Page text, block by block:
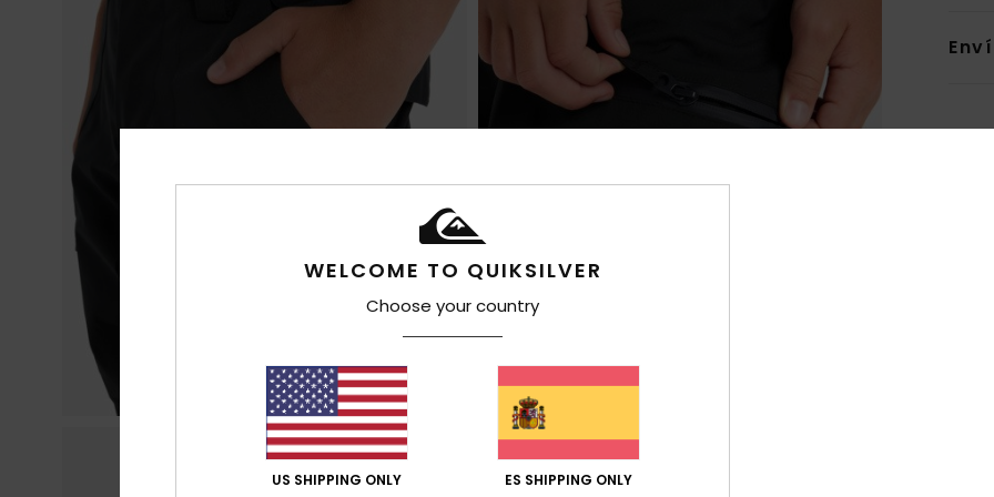
WELCOME TO QUIKSILVER
Choose your country
US SHIPPING ONLY ES SHIPPING ONLY